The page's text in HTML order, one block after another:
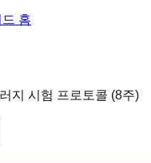
홈
지 시험 프로토콜 (8주)